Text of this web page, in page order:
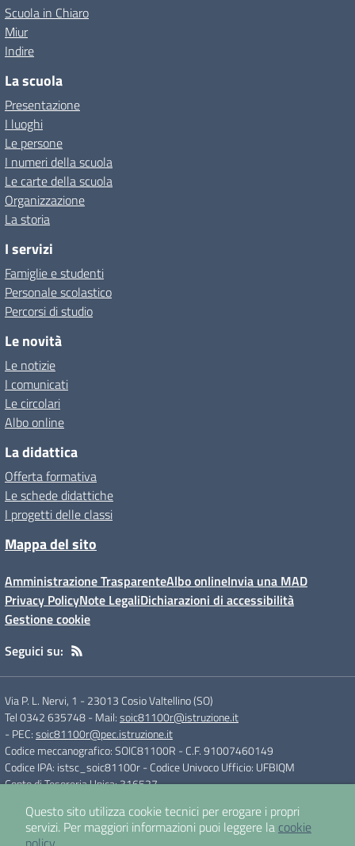
Scuola in Chiaro
Miur
Indire
La scuola
Presentazione
I luoghi
Le persone
I numeri della scuola
Le carte della scuola
Organizzazione
La storia
I servizi
Famiglie e studenti
Personale scolastico
Percorsi di studio
Le novità
Le notizie
I comunicati
Le circolari
Albo online
La didattica
Offerta formativa
Le schede didattiche
I progetti delle classi
Mappa del sito
Amministrazione TrasparenteAlbo onlineInvia una MAD
Privacy PolicyNote LegaliDichiarazioni di accessibilità
Gestione cookie
Seguici su:
Via P. L. Nervi, 1 -23013 Cosio Valtellino (SO)
Tel 0342 635748- Mail:soic81100r@istruzione.it
- PEC:soic81100r@pec.istruzione.it
Codice meccanografico: SOIC81100R - C.F. 91007460149
Codice IPA: istsc_soic81100r- Codice Univoco Ufficio: UFBIQM
Conto di Tesoreria Unica: 316527
Concept & Design by
Designers Italia
Questo sito utilizza cookie tecnici per erogare i propri
servizi. Per maggiori informazioni puoi leggere la cookie